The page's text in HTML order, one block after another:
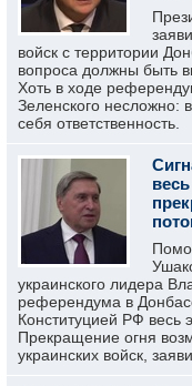
войск с территории
вопроса должны быть
Хоть в ходе
Зеленского несложно:
себя ответственность.
украинского лидера
референдума в
Конституцией РФ весь
Прекращение огня
украинских войск,